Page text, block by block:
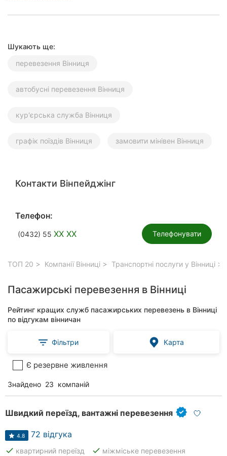
Суми
Франківськ
Луцьк
Ужгород
Карпати
Шукають ще:
перевезення Вінниця
автобусні перевезення Вінниця
кур'єрська служба Вінниця
графік поїздів Вінниця замовити мінівен Вінниця
Контакти Вінпейджінг
Телефон:
(0432) 55 XX XX Телефонувати
ТОП 20 Компанії Вінниці Транспортні послуги у Вінниці
Пасажирські перевезення в Вінниці
Рейтинг кращих служб пасажирських перевезень в Вінниці
по відгукам вінничан
Фільтри Карта
Є резервне живлення
Знайдено 23 компаній
Швидкий переїзд, вантажні перевезення
4.8 72 відгука
done квартирний переїзд done міжміське перевезення